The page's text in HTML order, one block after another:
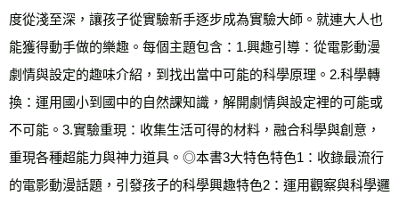
度從淺至深，讓孩子從實驗新手逐步成為實驗大師。就連大人也
能獲得動手做的樂趣。每個主題包含：1.興趣引導：從電影動漫
劇情與設定的趣味介紹，到找出當中可能的科學原理。2.科學轉
換：運用國小到國中的自然課知識，解開劇情與設定裡的可能或
不可能。3.實驗重現：收集生活可得的材料，融合科學與創意，
重現各種超能力與神力道具。◎本書3大特色特色1：收錄最流行
的電影動漫話題，引發孩子的科學興趣特色2：運用觀察與科學邏